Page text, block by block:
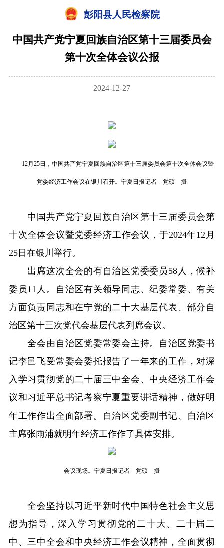
彭阳县人民检察院
中国共产党宁夏回族自治区第十三届委员会
第十次全体会议公报
2024-12-27
12月25日，中国共产党宁夏回族自治区第十三届委员会第十次全体会议暨
党委经济工作会议在银川召开。宁夏日报记者 党硕 摄
中国共产党宁夏回族自治区第十三届委员会第
十次全体会议暨党委经济工作会议，于2024年12月
25日在银川举行。
出席这次全会的有自治区党委委员58人，候补
委员11人。自治区有关领导同志、纪委常委、有关
方面负责同志和在宁党的二十大基层代表、部分自
治区第十三次党代会基层代表列席会议。
全会由自治区党委常委会主持。自治区党委书
记李邑飞受常委会委托报告了一年来的工作，对深
入学习贯彻党的二十届三中全会、中央经济工作会
议和习近平总书记考察宁夏重要讲话精神，做好明
年工作作出全面部署。自治区党委副书记、自治区
主席张雨浦就明年经济工作作了具体安排。
会议现场。宁夏日报记者 党硕 摄
全会坚持以习近平新时代中国特色社会主义思
想为指导，深入学习贯彻党的二十大、二十届二
中、三中全会和中央经济工作会议精神，全面贯彻